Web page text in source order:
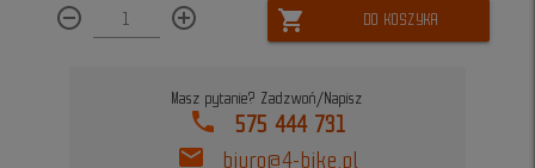
remove_circle_outline add_circle_outline shopping_cart DO KOSZYKA
Masz pytanie? Zadzwoń/Napisz
phone 575 444 731
mail biuro@4-bike.pl